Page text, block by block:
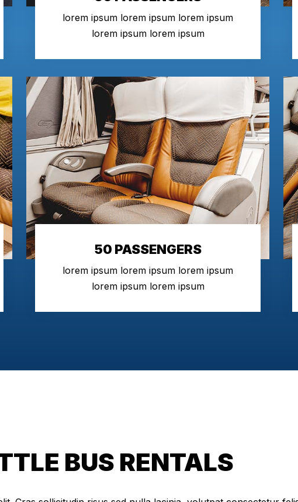
lorem ipsum lorem ipsum lorem ipsum
lorem ipsum lorem ipsum
50 PASSENGERS
lorem ipsum lorem ipsum lorem ipsum
lorem ipsum lorem ipsum
BUS RENTALS